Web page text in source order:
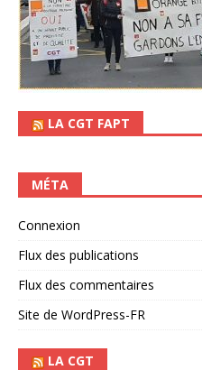
LA CGT FAPT
MÉTA
Connexion
Flux des publications
Flux des commentaires
Site de WordPress-FR
LA CGT